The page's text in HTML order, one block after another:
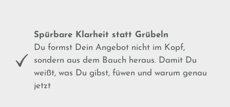
Spürbare Klarheit statt Grübeln
Du formst Dein Angebot nicht im Kopf,
sondern aus dem Bauch heraus. Damit Du
weißt, was Du gibst, füwen und warum genau
jetzt